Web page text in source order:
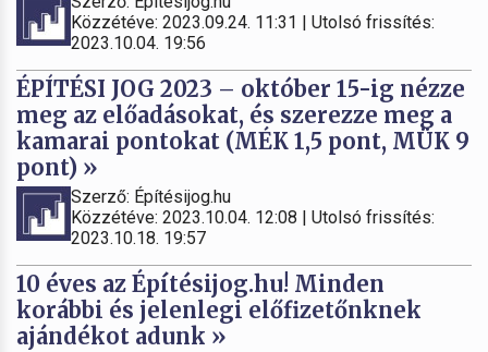
Közzétéve: 2023.09.24. 11:31 | Utolsó frissítés:
2023.10.04. 19:56
ÉPÍTÉSI JOG 2023 – október 15-ig nézze
meg az előadásokat, és szerezze meg a
kamarai pontokat (MÉK 1,5 pont, MÜK 9
pont) »
Szerző: Építésijog.hu
Közzétéve: 2023.10.04. 12:08 | Utolsó frissítés:
2023.10.18. 19:57
10 éves az Építésijog.hu! Minden
korábbi és jelenlegi előfizetőnknek
ajándékot adunk »